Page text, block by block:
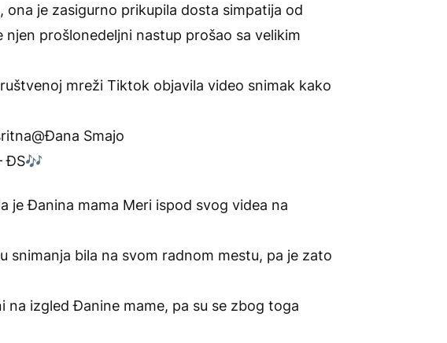
je zasigurno prikupila dosta simpatija od
prošlonedeljni nastup prošao sa velikim
mreži Tiktok objavila video snimak kako
Smajo
ĐS🎶
je Đanina mama Meri ispod svog videa na
bila na svom radnom mestu, pa je zato
izgled Đanine mame, pa su se zbog toga